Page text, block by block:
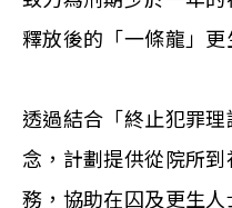
釋放後的「一條龍」更
透過結合「終止犯罪
念，計劃提供從院所
務，協助在囚及更生